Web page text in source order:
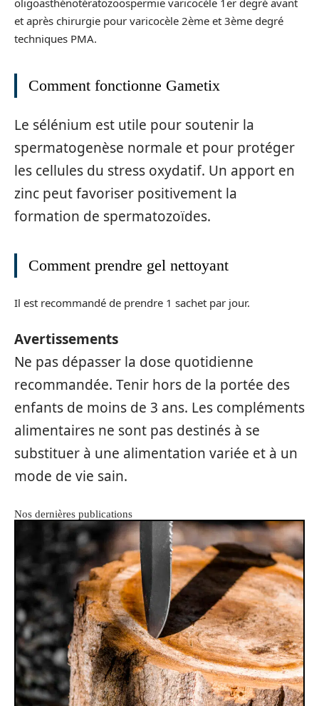
et après chirurgie pour varicocèle 2ème et 3ème degré
techniques PMA.
Comment fonctionne Gametix
Le sélénium est utile pour soutenir la
spermatogenèse normale et pour protéger
les cellules du stress oxydatif. Un apport en
zinc peut favoriser positivement la
formation de spermatozoïdes.
Comment prendre gel nettoyant
Il est recommandé de prendre 1 sachet par jour.
Avertissements
Ne pas dépasser la dose quotidienne
recommandée. Tenir hors de la portée des
enfants de moins de 3 ans. Les compléments
alimentaires ne sont pas destinés à se
substituer à une alimentation variée et à un
mode de vie sain.
Nos dernières publications